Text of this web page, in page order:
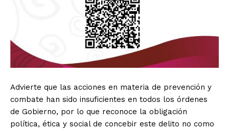
Advierte que las acciones en materia de prevención y
combate han sido insuficientes en todos los órdenes
de Gobierno, por lo que reconoce la obligación
política, ética y social de concebir este delito no como